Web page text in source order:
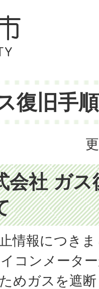
復旧手
会社 ガス
情報につき
コンメータ
めガスを遮